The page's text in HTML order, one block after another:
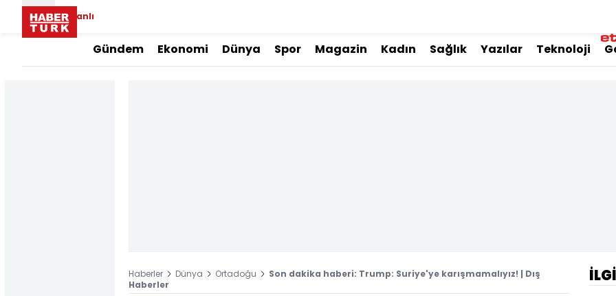
Canlı
Gündem Ekonomi Dünya Spor Magazin Kadın Sağlık Yazılar Teknoloji
Haberler Dünya Ortadoğu
Son dakika haberi: Trump: Suriye'ye karışmamalıyız! | Dış
Haberler